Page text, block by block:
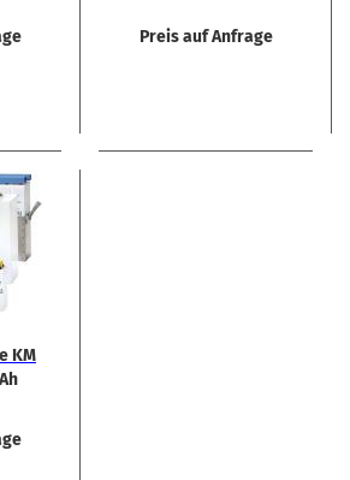
Preis auf Anfrage
KM